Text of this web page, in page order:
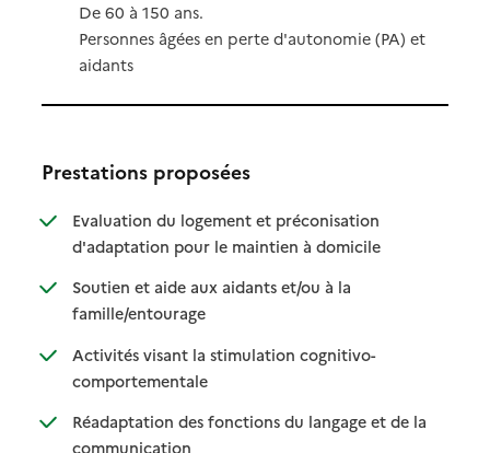
De 60 à 150 ans.
Personnes âgées en perte d'autonomie (PA) et
aidants
Prestations proposées
Evaluation du logement et préconisation
d'adaptation pour le maintien à domicile: disponible
: non disponible
Soutien et aide aux aidants et/ou à la
famille/entourage: disponible
: non disponible
Activités visant la stimulation cognitivo-
comportementale: disponible
: non disponible
Réadaptation des fonctions du langage et de la
communication: disponible
: non disponible